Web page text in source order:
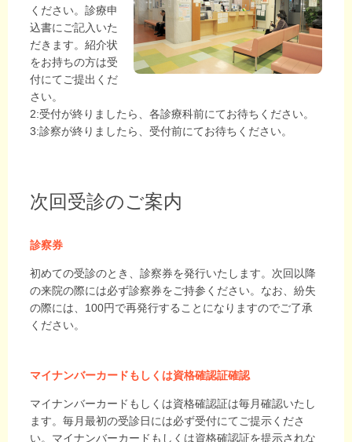
ください。診療申
込書にご記入いた
だきます。紹介状
をお持ちの方は受
付にてご提出くだ
さい。
2:受付が終りましたら、各診療科前にてお待ちください。
3:診察が終りましたら、受付前にてお待ちください。
次回受診のご案内
診察券
初めての受診のとき、診察券を発行いたします。次回以降
の来院の際には必ず診察券をご持参ください。なお、紛失
の際には、100円で再発行することになりますのでご了承
ください。
マイナンバーカードもしくは資格確認証確認
マイナンバーカードもしくは資格確認証は毎月確認いたし
ます。毎月最初の受診日には必ず受付にてご提示くださ
い。マイナンバーカードもしくは資格確認証を提示されな